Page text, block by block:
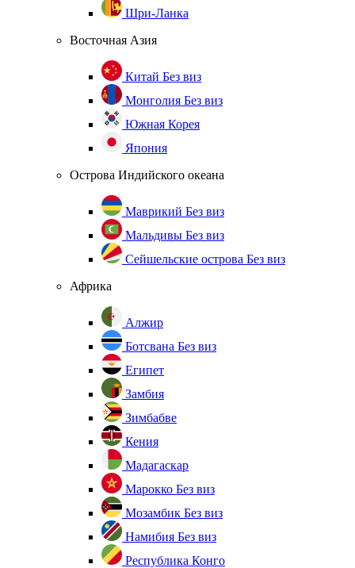
Шри-Ланка
Восточная Азия
Китай Без виз
Монголия Без виз
Южная Корея
Япония
Острова Индийского океана
Маврикий Без виз
Мальдивы Без виз
Сейшельские острова Без виз
Африка
Алжир
Ботсвана Без виз
Египет
Замбия
Зимбабве
Кения
Мадагаскар
Марокко Без виз
Мозамбик Без виз
Намибия Без виз
Республика Конго